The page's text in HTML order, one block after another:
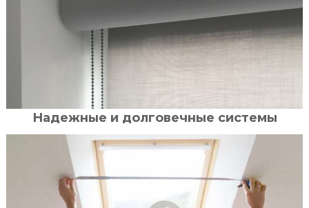
Надежные и долговечные системы